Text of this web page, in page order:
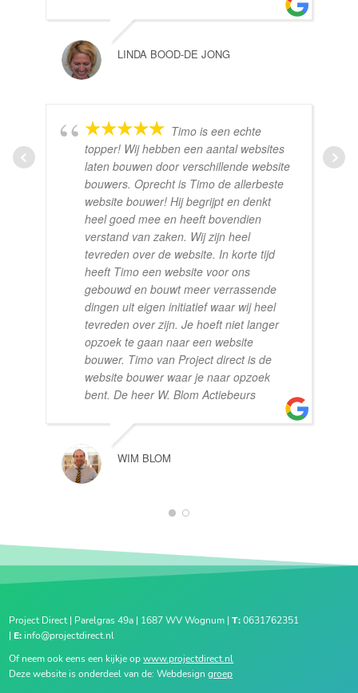
LINDA BOOD-DE JONG
Timo is een echte
topper! Wij hebben een aantal websites
laten bouwen door verschillende website
bouwers. Oprecht is Timo de allerbeste
website bouwer! Hij begrijpt en denkt
heel goed mee en heeft bovendien
verstand van zaken. Wij zijn heel
tevreden over de website. In korte tijd
heeft Timo een website voor ons
gebouwd en bouwt meer verrassende
dingen uit eigen initiatief waar wij heel
tevreden over zijn. Je hoeft niet langer
opzoek te gaan naar een website
bouwer. Timo van Project direct is de
website bouwer waar je naar opzoek
bent. De heer W. Blom Actiebeurs
WIM BLOM
1 2
Project Direct | Parelgras 49a | 1687 WV Wognum |T:0631762351
| E: info@projectdirect.nl
Of neem ook eens een kijkje opwww.projectdirect.nl
Deze website is onderdeel van de: Webdesigngroep